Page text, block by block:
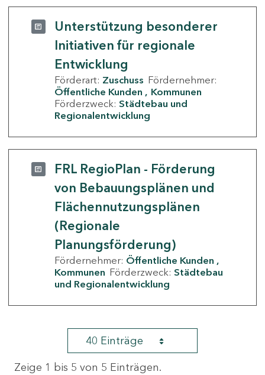
Unterstützung besonderer
Initiativen für regionale
Entwicklung
Förderart: Zuschuss Fördernehmer:
Öffentliche Kunden
Kommunen
Förderzweck: Städtebau und
Regionalentwicklung
FRL RegioPlan - Förderung
von Bebauungsplänen und
Flächennutzungsplänen
(Regionale
Planungsförderung)
Fördernehmer: Öffentliche Kunden
Kommunen Förderzweck: Städtebau
und Regionalentwicklung
40 Einträge
Zeige 1 bis 5 von 5 Einträgen.